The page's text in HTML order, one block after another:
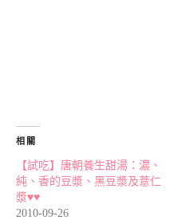
相關
【試吃】唐朝養生甜湯：濃、
純、香的豆漿、黑豆漿及薏仁
漿♥♥
2010-09-26